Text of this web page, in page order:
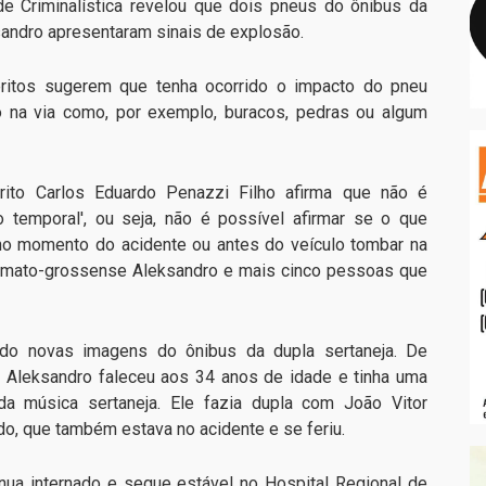
Criminalística revelou que dois pneus do ônibus da
apresentaram sinais de explosão.
sugerem que tenha ocorrido o impacto do pneu
via como, por exemplo, buracos, pedras ou algum
Carlos Eduardo Penazzi Filho afirma que não é
temporal', ou seja, não é possível afirmar se o que
momento do acidente ou antes do veículo tombar na
grossense Aleksandro e mais cinco pessoas que
novas imagens do ônibus da dupla sertaneja. De
faleceu aos 34 anos de idade e tinha uma
música sertaneja. Ele fazia dupla com João Vitor
que também estava no acidente e se feriu.